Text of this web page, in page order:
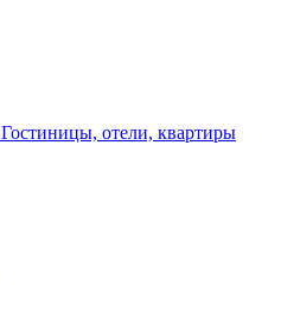
Гостиницы, отели, квартиры